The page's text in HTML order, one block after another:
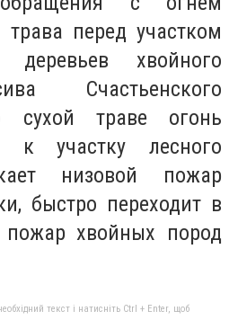
трава перед участком
хвойного
Счастьенского
сухой траве огонь
к участку лесного
низовой пожар
быстро переходит в
пожар хвойных пород
текст і натисніть Ctrl + Enter, щоб